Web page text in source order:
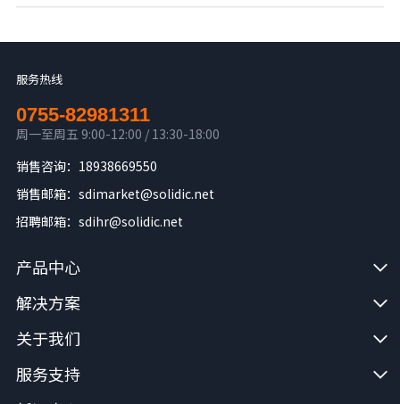
服务热线
0755-82981311
周一至周五 9:00-12:00 / 13:30-18:00
销售咨询：18938669550
销售邮箱：sdimarket@solidic.net
招聘邮箱：sdihr@solidic.net
产品中心
解决方案
关于我们
服务支持